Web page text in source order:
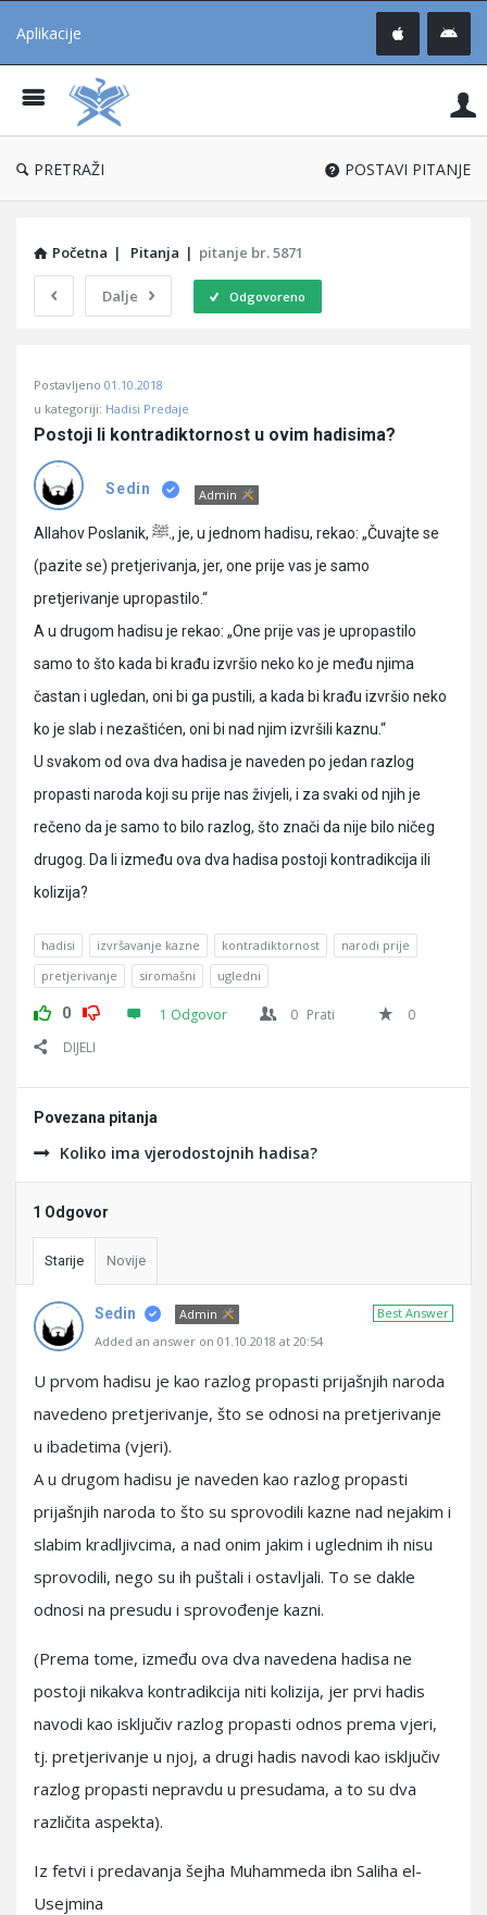
Aplikacije
®
PRETRAŽI POSTAVI PITANJE
Početna | Pitanja | pitanje br. 5871
Dalje Odgovoreno
Učene
Latest
Pitanja
Postavljeno 01.10.2018
u kategoriji: Hadisi Predaje
Postoji li kontradiktornost u ovim hadisima?
Sedin Admin
Allahov Poslanik, ﷺ., je, u jednom hadisu, rekao: „Čuvajte se
(pazite se) pretjerivanja, jer, one prije vas je samo
pretjerivanje upropastilo.“
A u drugom hadisu je rekao: „One prije vas je upropastilo
samo to što kada bi krađu izvršio neko ko je među njima
častan i ugledan, oni bi ga pustili, a kada bi krađu izvršio neko
ko je slab i nezaštićen, oni bi nad njim izvršili kaznu.“
U svakom od ova dva hadisa je naveden po jedan razlog
propasti naroda koji su prije nas živjeli, i za svaki od njih je
rečeno da je samo to bilo razlog, što znači da nije bilo ničeg
drugog. Da li između ova dva hadisa postoji kontradikcija ili
kolizija?
hadisi izvršavanje kazne kontradiktornost
narodi prije
pretjerivanje
siromašni ugledni
0 1 Odgovor 0 Prati
0
DIJELI
Povezana pitanja
Koliko ima vjerodostojnih hadisa?
1 Odgovor
Starije Novije
Best Answer
Sedin
Admin
Added an answer on 01.10.2018 at 20:54
U prvom hadisu je kao razlog propasti prijašnjih naroda
navedeno pretjerivanje, što se odnosi na pretjerivanje
u ibadetima (vjeri).
A u drugom hadisu je naveden kao razlog propasti
prijašnjih naroda to što su sprovodili kazne nad nejakim i
slabim kradljivcima, a nad onim jakim i uglednim ih nisu
sprovodili, nego su ih puštali i ostavljali. To se dakle
odnosi na presudu i sprovođenje kazni.
(Prema tome, između ova dva navedena hadisa ne
postoji nikakva kontradikcija niti kolizija, jer prvi hadis
navodi kao isključiv razlog propasti odnos prema vjeri,
tj. pretjerivanje u njoj, a drugi hadis navodi kao isključiv
razlog propasti nepravdu u presudama, a to su dva
različita aspekta).
Iz fetvi i predavanja šejha Muhammeda ibn Saliha el-
Usejmina